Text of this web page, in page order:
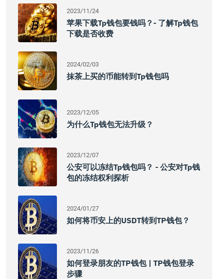
2023/11/24
苹果下载tp钱包要钱吗？- 了解tp钱包
下载是否收费
2024/02/03
抹茶上买的币能转到tp钱包吗
2023/12/05
为什么tp钱包无法升级？
2023/12/07
公安可以冻结tp钱包吗？ - 公安对tp钱
包的冻结权利探析
2024/01/27
如何将币安上的USDT转到TP钱包？
2023/11/26
如何登录朋友的TP钱包 | TP钱包登录
步骤